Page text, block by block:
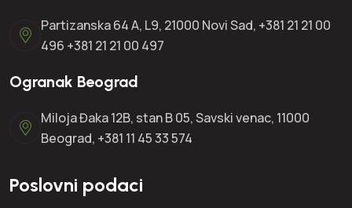
Partizanska 64 A, L9, 21000 Novi Sad, +381 21 21 00
496 +381 21 21 00 497
Ogranak Beograd
Miloja Đaka 12B, stan B 05, Savski venac, 11000
Beograd, +381 11 45 33 574
Poslovni podaci